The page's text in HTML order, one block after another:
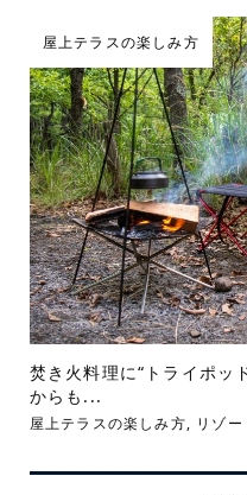
屋上テラスの楽しみ方
焚き火料理に“トライポッ
からも...
屋上テラスの楽しみ方, リゾ